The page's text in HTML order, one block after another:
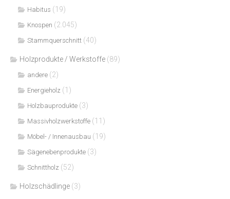
Habitus (19)
Knospen (2.045)
Stammquerschnitt (40)
Holzprodukte / Werkstoffe (89)
andere (2)
Energieholz (1)
Holzbauprodukte (3)
Massivholzwerkstoffe (11)
Möbel- / Innenausbau (19)
Sägenebenprodukte (3)
Schnittholz (52)
Holzschädlinge (3)